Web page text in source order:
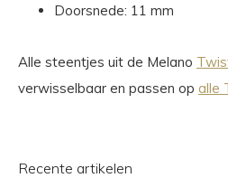
Doorsnede: 11 mm
Alle steentjes uit de Melano
verwisselbaar en passen op alle
Recente artikelen